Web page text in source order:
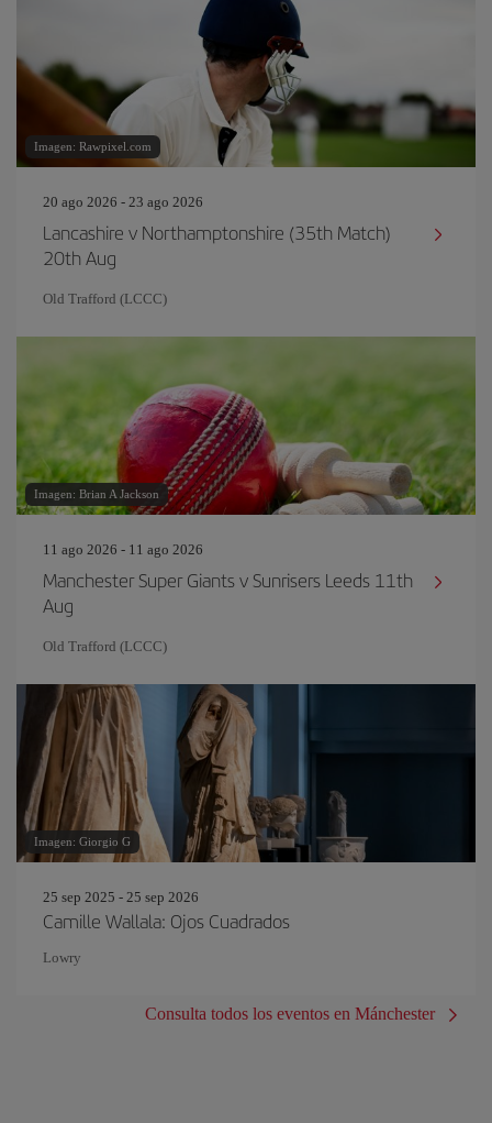
Imagen: Rawpixel.com
20 ago 2026 - 23 ago 2026
Lancashire v Northamptonshire (35th Match)
20th Aug
Old Trafford (LCCC)
Imagen: Brian A Jackson
11 ago 2026 - 11 ago 2026
Manchester Super Giants v Sunrisers Leeds 11th
Aug
Old Trafford (LCCC)
Imagen: Giorgio G
25 sep 2025 - 25 sep 2026
Camille Wallala: Ojos Cuadrados
Lowry
Consulta todos los eventos en Mánchester